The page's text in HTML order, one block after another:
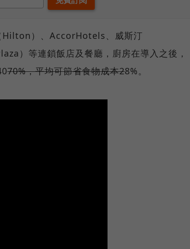
Hilton）、AccorHotels、威斯汀
）等連鎖飯店及餐廳，廚房在導入之後，
70%，平均可節省食物成本28%。